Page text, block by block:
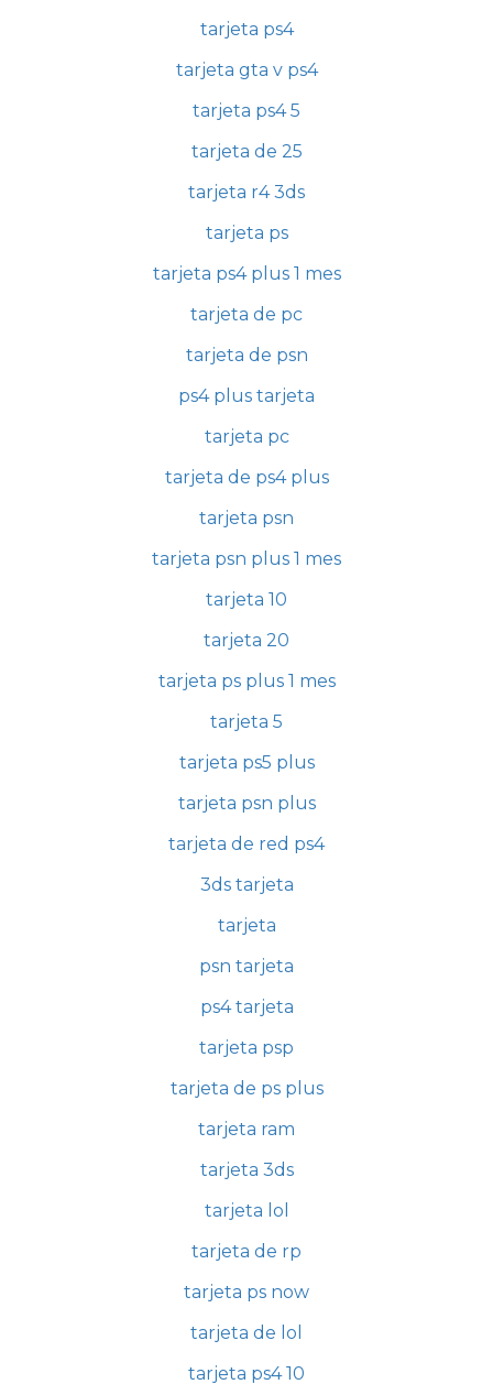
tarjeta ps4
tarjeta gta v ps4
tarjeta ps4 5
tarjeta de 25
tarjeta r4 3ds
tarjeta ps
tarjeta ps4 plus 1 mes
tarjeta de pc
tarjeta de psn
ps4 plus tarjeta
tarjeta pc
tarjeta de ps4 plus
tarjeta psn
tarjeta psn plus 1 mes
tarjeta 10
tarjeta 20
tarjeta ps plus 1 mes
tarjeta 5
tarjeta ps5 plus
tarjeta psn plus
tarjeta de red ps4
3ds tarjeta
tarjeta
psn tarjeta
ps4 tarjeta
tarjeta psp
tarjeta de ps plus
tarjeta ram
tarjeta 3ds
tarjeta lol
tarjeta de rp
tarjeta ps now
tarjeta de lol
tarjeta ps4 10